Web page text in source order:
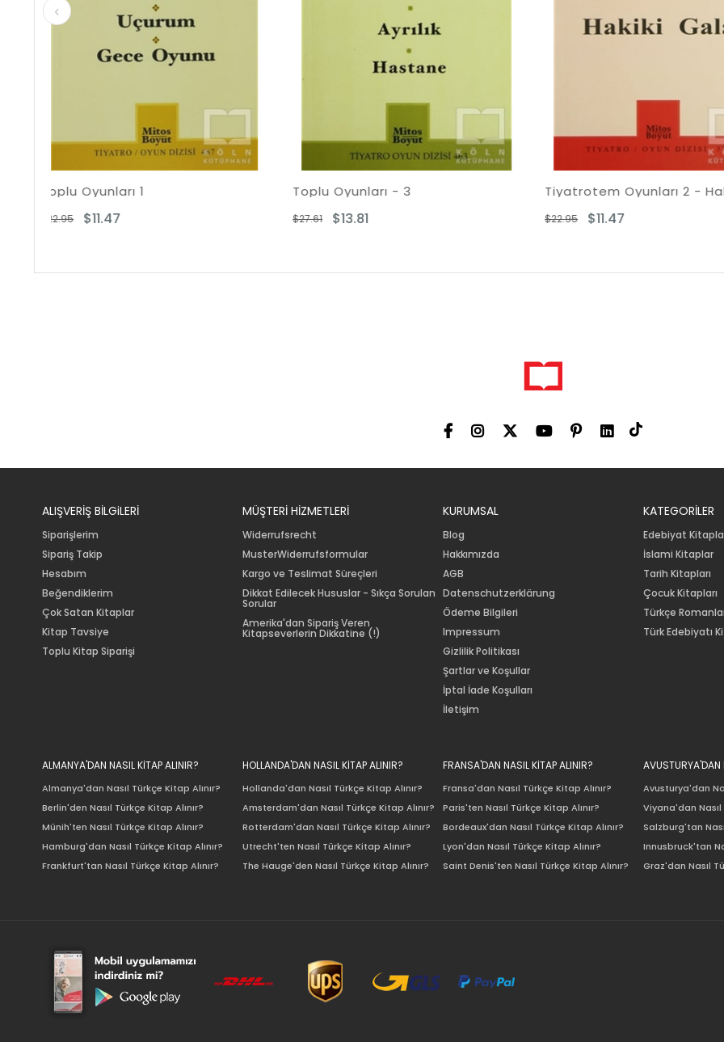
Toplu Oyunları - 3
$27.61
Tiyatrotem Oyunları 2 - Hakiki Gala
$22.95
Sarı Ay - Leila ile
$21.78
ALIŞVERİŞ BİLGiLERİ
Siparişlerim
Sipariş Takip
Hesabım
Beğendiklerim
Çok Satan Kitaplar
Kitap Tavsiye
Toplu Kitap Siparişi
MÜŞTERİ HİZMETLERİ
Widerrufsrecht
MusterWiderrufsformular
Kargo ve Teslimat Süreçleri
Dikkat Edilecek Hususlar - Sıkça Sorulan
Sorular
Amerika'dan Sipariş Veren
Kitapseverlerin Dikkatine (!)
KURUMSAL
Blog
Hakkımızda
AGB
Datenschutzerklärung
Ödeme Bilgileri
Impressum
Gizlilik Politikası
Şartlar ve Koşullar
İptal İade Koşulları
İletişim
KATEGORİLER
Edebiyat
İslami Kitaplar
Tarih Kitapları
Çocuk Kitapları
Türkçe
Türk Edebiyatı
ALMANYA'DAN NASIL KİTAP ALINIR?
Almanya'dan Nasıl Türkçe Kitap Alınır?
Berlin'den Nasıl Türkçe Kitap Alınır?
Münih'ten Nasıl Türkçe Kitap Alınır?
Hamburg'dan Nasıl Türkçe Kitap Alınır?
Frankfurt'tan Nasıl Türkçe Kitap Alınır?
HOLLANDA'DAN NASIL KİTAP ALINIR?
Hollanda'dan Nasıl Türkçe Kitap Alınır?
Amsterdam'dan Nasıl Türkçe Kitap Alınır?
Rotterdam'dan Nasıl Türkçe Kitap Alınır?
Utrecht'ten Nasıl Türkçe Kitap Alınır?
The Hauge'den Nasıl Türkçe Kitap Alınır?
FRANSA'DAN NASIL KİTAP ALINIR?
Fransa'dan Nasıl Türkçe Kitap Alınır?
Paris'ten Nasıl Türkçe Kitap Alınır?
Bordeaux'dan Nasıl Türkçe Kitap Alınır?
Lyon'dan Nasıl Türkçe Kitap Alınır?
Saint Denis'ten Nasıl Türkçe Kitap Alınır?
AVUSTURYA'DAN
Avusturya'dan
Viyana'dan Nasıl
Salzburg'tan
Innusbruck'tan
Graz'dan Nasıl